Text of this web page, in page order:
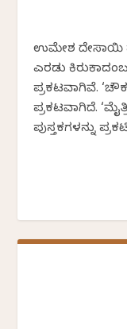
ಉಮೇಶ ದೇಸಾಯಿ
ಎರಡು
ಪ್ರಕಟವಾಗಿವೆ.
ಪ್ರಕಟವಾಗಿದೆ.
ಪುಸ್ತಕಗಳನ್ನು